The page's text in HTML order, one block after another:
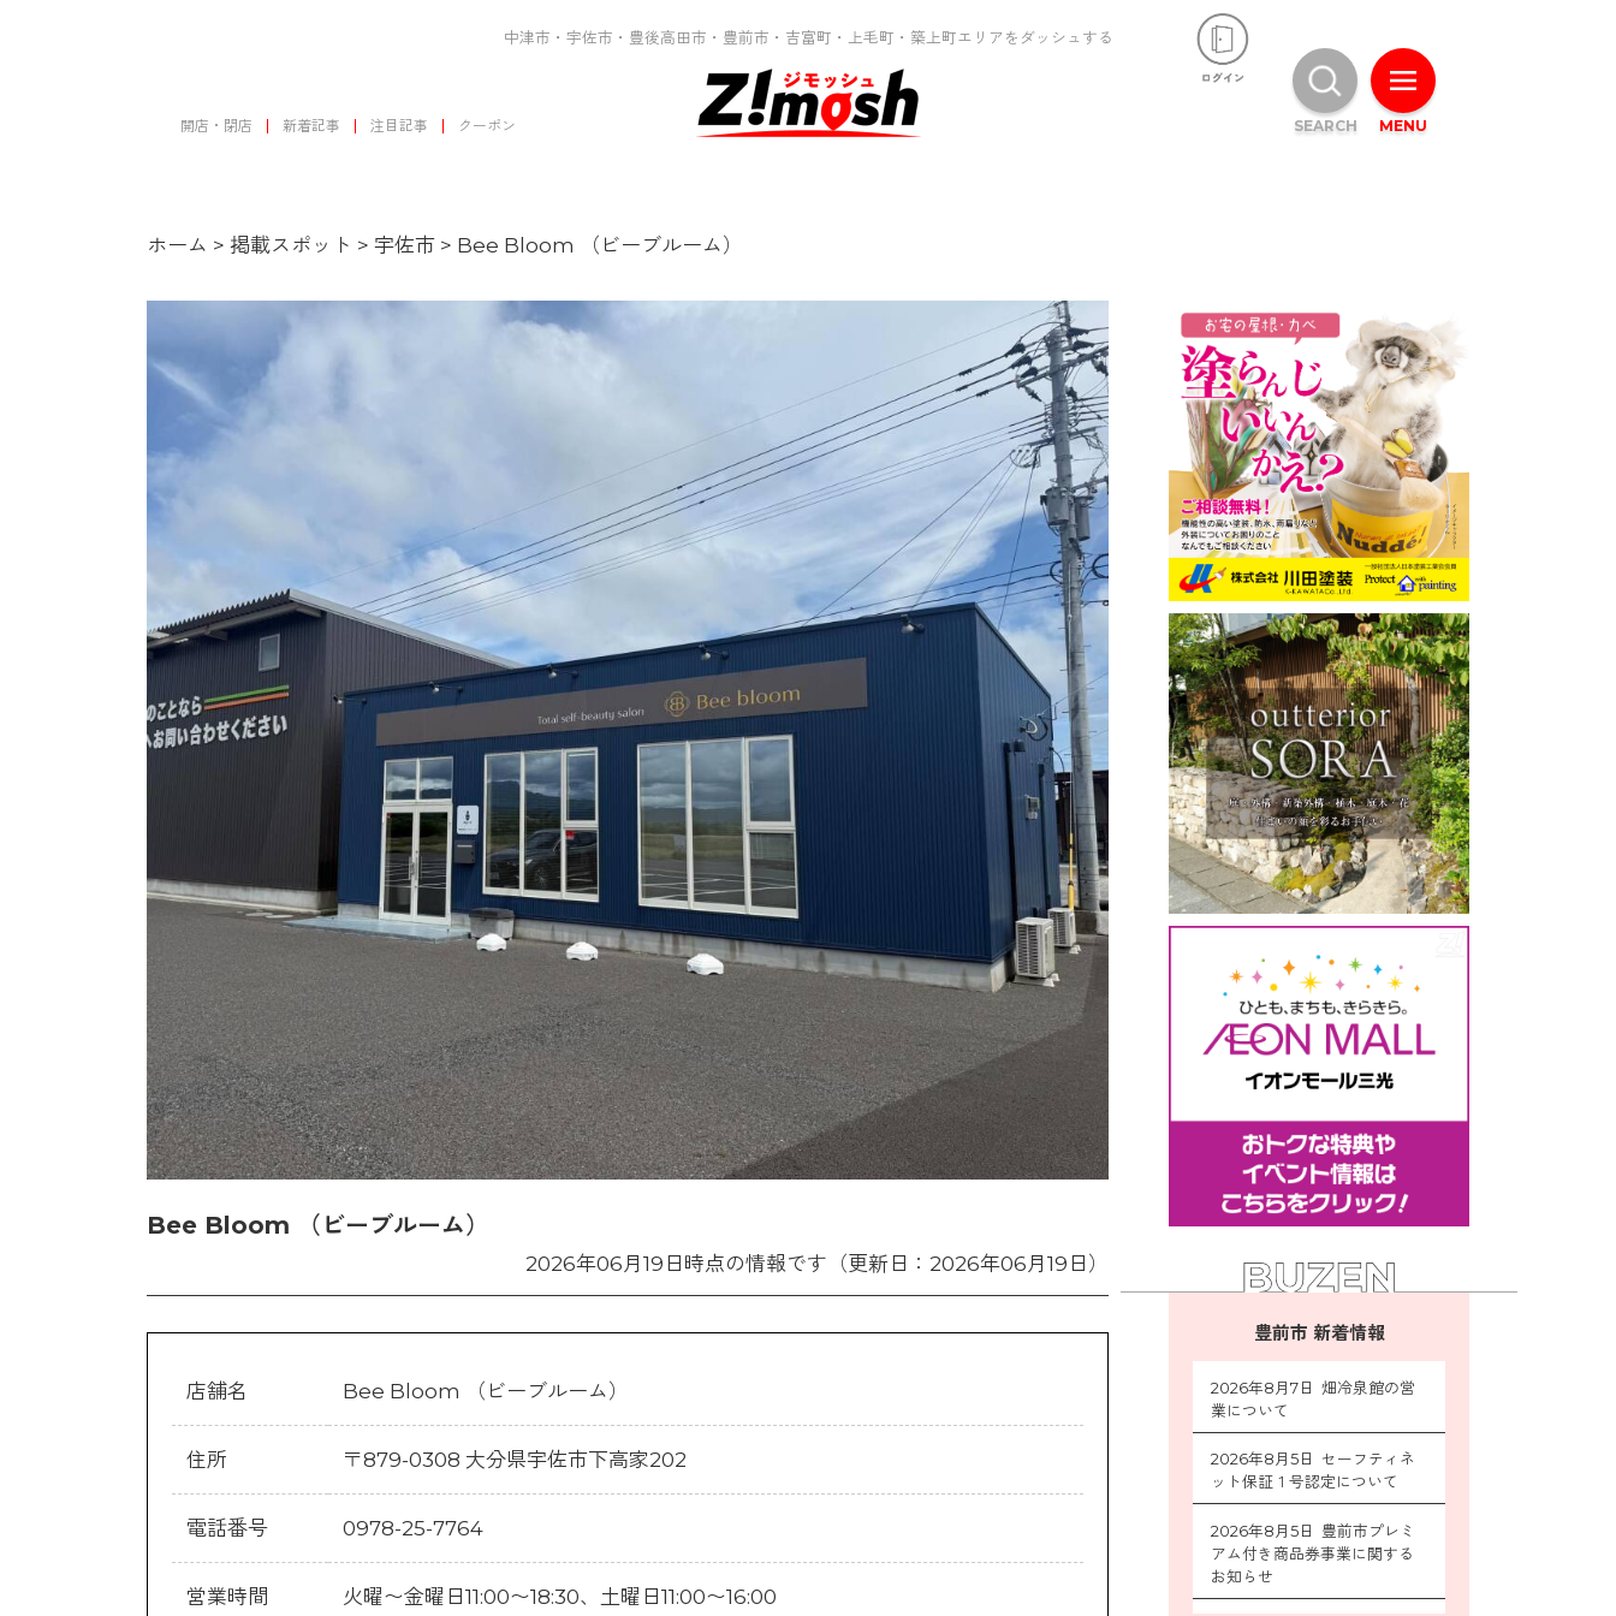
中津市・宇佐市・豊後高田市・豊前市・吉富町・上毛町・築上町エリアをダッシュする
開店・閉店 新着記事 注目記事 クーポン
ホーム > 掲載スポット > 宇佐市 > Bee Bloom （ビーブルーム）
Bee Bloom （ビーブルーム）
2026年06月19日時点の情報です（更新日：2026年06月19日）
店舗名 Bee Bloom （ビーブルーム）
住所 〒879-0308 大分県宇佐市下高家202
電話番号 0978-25-7764
営業時間 火曜〜金曜日11:00〜18:30、土曜日11:00〜16:00
豊前市 新着情報
2026年8月7日 畑冷泉館の営
業について
2026年8月5日 セーフティネ
ット保証１号認定について
2026年8月5日 豊前市プレミ
アム付き商品券事業に関する
お知らせ
MENU
SEARCH